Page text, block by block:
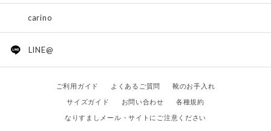
carino
LINE@
ご利用ガイド よくあるご質問
靴のお手入れ
サイズガイド
お問い合わせ
各種規約
なりすましメール・サイトにご注意ください